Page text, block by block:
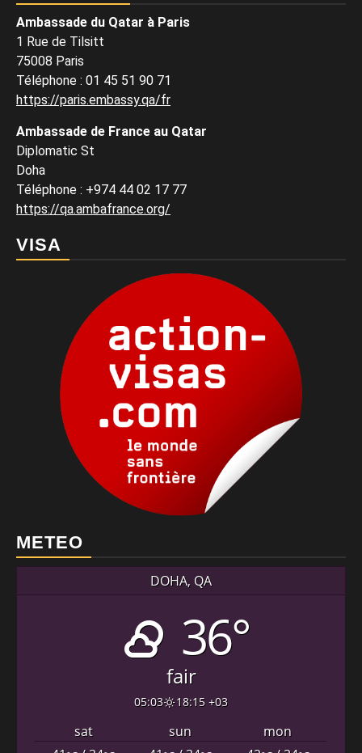
Ambassade du Qatar à Paris
1 Rue de Tilsitt
75008 Paris
Téléphone : 01 45 51 90 71
https://paris.embassy.qa/fr
Ambassade de France au Qatar
Diplomatic St
Doha
Téléphone : +974 44 02 17 77
https://qa.ambafrance.org/
VISA
METEO
DOHA, QA
36°
fair
05:03 18:15 +03
sat sun
mon